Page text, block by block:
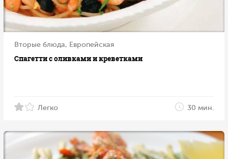
Вторые блюда, Европейская
Спагетти с оливками и креветками
Легко 30 мин.